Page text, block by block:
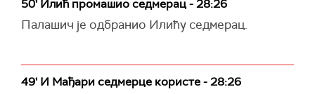
50' Илић промашио седмерац - 28:26
Палашич је одбранио Илићу седмерац.
49' И Мађари седмерце користе - 28:26